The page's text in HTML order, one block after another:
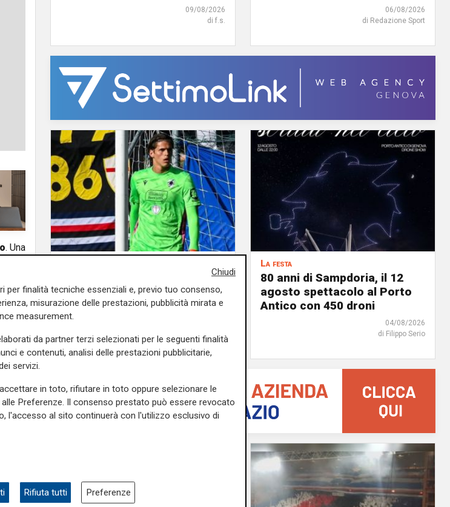
. Una
e
una
sul
09/08/2026
di f.s.
06/08/2026
di Redazione Sport
La Sampdoria blinda Krastev:
il portiere prolunga fino al
2030
di F.S.
La festa
80 anni di Sampdoria, il 12
agosto spettacolo al Porto
Antico con 450 droni
04/08/2026
di Filippo Serio
Chiudi
per finalità tecniche essenziali e, previo tuo consenso,
misurazione delle prestazioni, pubblicità mirata e
measurement.
da partner terzi selezionati per le seguenti finalità
e contenuti, analisi delle prestazioni pubblicitarie,
servizi.
in toto, rifiutare in toto oppure selezionare le
Preferenze. Il consenso prestato può essere revocato
l'accesso al sito continuerà con l'utilizzo esclusivo di
Rifiuta tutti Preferenze